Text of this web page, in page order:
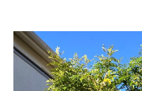
【剪
定】